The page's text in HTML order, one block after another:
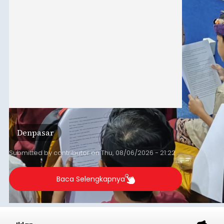
Denpasar
Submitted bycontributoronThu, 08/06/2026 - 21:22
Baca Selengkapnya